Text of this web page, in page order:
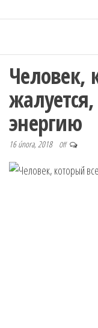
Человек,
энергию
16 února, 2018 Off